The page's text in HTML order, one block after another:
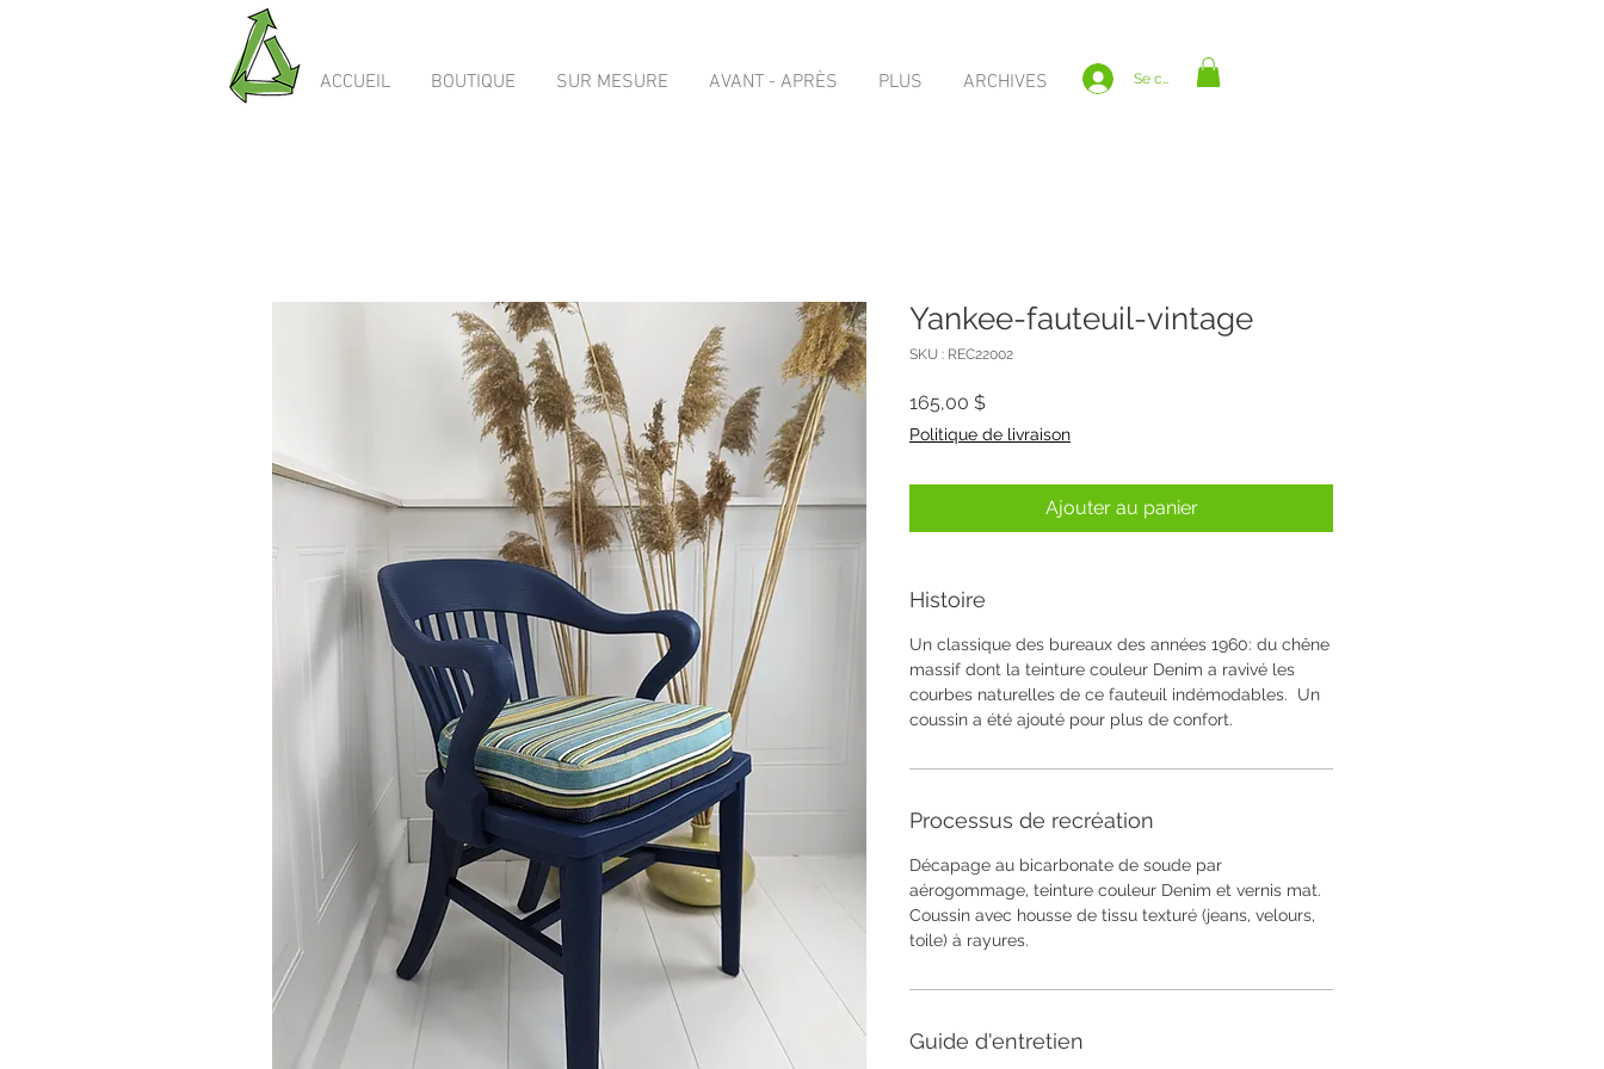
ACCUEIL BOUTIQUE SUR MESURE AVANT - APRÈS PLUS ARCHIVES Se connecter
Yankee-fauteuil-vintage
SKU : REC22002
165,00 $Prix
Politique de livraison
Ajouter au panier
Histoire
Un classique des bureaux des années 1960: du chêne
massif dont la teinture couleur Denim a ravivé les
courbes naturelles de ce fauteuil indémodables. Un
coussin a été ajouté pour plus de confort.
Processus de recréation
Décapage au bicarbonate de soude par
aérogommage, teinture couleur Denim et vernis mat.
Coussin avec housse de tissu texturé (jeans, velours,
toile) à rayures.
Guide d'entretien